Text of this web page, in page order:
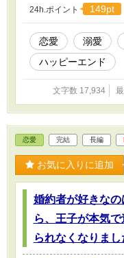
24h.ポイント 149pt
恋愛 溺愛
ハッピーエンド
文字数 17,934
恋愛 完結 長編
お気に入りに追加
婚約者が好きな
ら、王子が本気
られなくなりまし